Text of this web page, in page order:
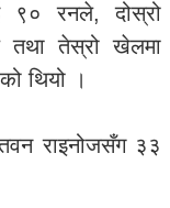
९० रनले, दोस्रो
तथा तेस्रो खेलमा
थियो ।
राइनोजसँग ३३